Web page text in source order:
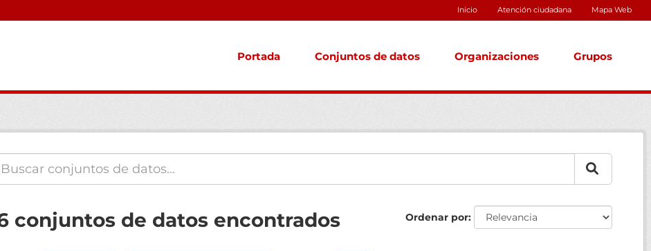
Inicio Atención ciudadana Mapa Web
Portada Conjuntos de datos Organizaciones Grupos
Ordenar por
conjuntos de datos encontrados